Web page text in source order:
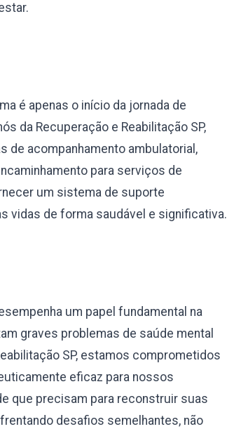
é apenas o início da jornada de
da Recuperação e Reabilitação SP,
de acompanhamento ambulatorial,
para serviços de
um sistema de suporte
vidas de forma saudável e significativa.
um papel fundamental na
graves problemas de saúde mental
SP, estamos comprometidos
eficaz para nossos
que precisam para reconstruir suas
desafios semelhantes, não